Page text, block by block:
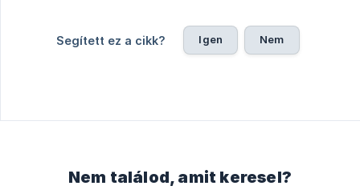
Segített ez a cikk? Igen Nem
Nem találod, amit keresel?